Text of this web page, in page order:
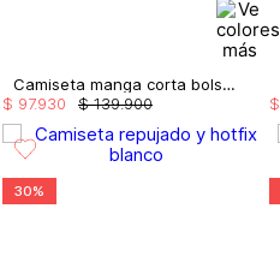
Camiseta manga corta bolsillo bordado
$ 139.900
$ 97.930 $
30%